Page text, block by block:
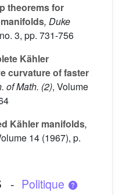
theorems for
, Duke
3, pp. 731-756
Kähler
curvature of faster
of Math. (2), Volume
Kähler manifolds,
14 (1967), p.
- Politique